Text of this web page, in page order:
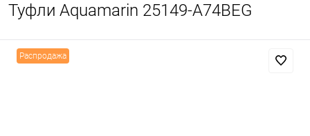
Туфли Aquamarin 25149-A74BEG
Распродажа